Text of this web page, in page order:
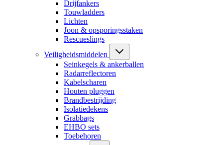
Drijfankers
Touwladders
Lichten
Joon & opsporingsstaken
Rescueslings
Veiligheidsmiddelen
Seinkegels & ankerballen
Radarreflectoren
Kabelscharen
Houten pluggen
Brandbestrijding
Isolatiedekens
Grabbags
EHBO sets
Toebehoren